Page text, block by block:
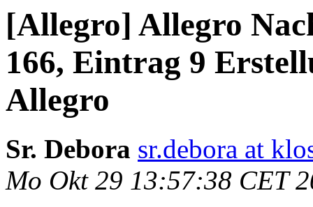
[Allegro] Allegro
166, Eintrag 9
Allegro
Sr. Debora sr.debora at
Mo Okt 29 13:57:38 CET